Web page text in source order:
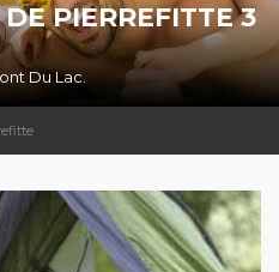
PIERREFITTE 3
Du Lac.